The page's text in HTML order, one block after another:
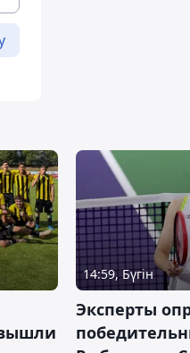
14:59, Бүгін
Эксперты